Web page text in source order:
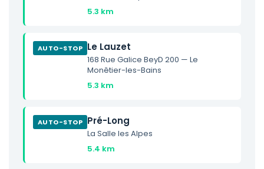
5.3 km
AUTO-STOP Le Lauzet
168 Rue Galice BeyD 200 — Le
Monêtier-les-Bains
5.3 km
AUTO-STOP Pré-Long
La Salle les Alpes
5.4 km